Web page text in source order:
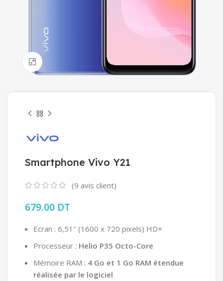
Smartphone Vivo Y21
(9 avis client)
679.00 DT
Ecran : 6,51″ (1600 x 720 pixels) HD+
Processeur : Helio P35 Octo-Core
Mémoire RAM : 4 Go et 1 Go RAM étendue
réalisée par le logiciel